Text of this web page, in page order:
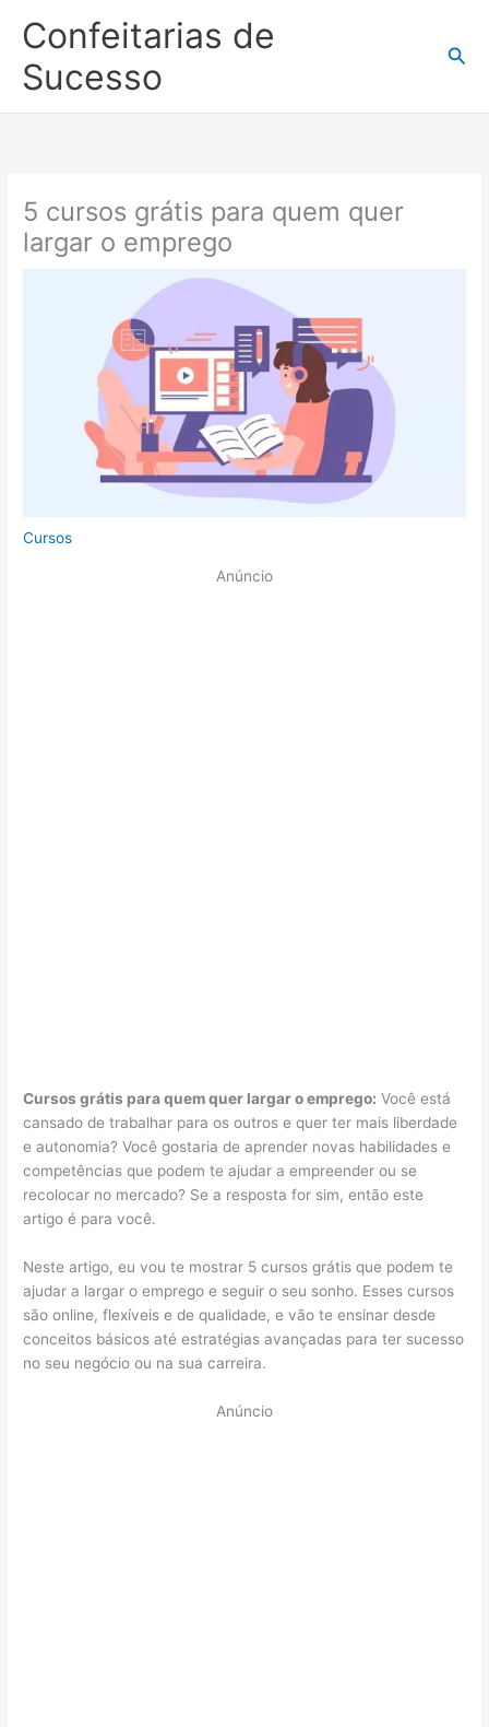
para
conteúdo
Confeitarias de
Sucesso
5 cursos grátis para quem quer
largar o emprego
Cursos
Anúncio
Cursos grátis para quem quer largar o emprego: Você está
cansado de trabalhar para os outros e quer ter mais liberdade
e autonomia? Você gostaria de aprender novas habilidades e
competências que podem te ajudar a empreender ou se
recolocar no mercado? Se a resposta for sim, então este
artigo é para você.
Neste artigo, eu vou te mostrar 5 cursos grátis que podem te
ajudar a largar o emprego e seguir o seu sonho. Esses cursos
são online, flexíveis e de qualidade, e vão te ensinar desde
conceitos básicos até estratégias avançadas para ter sucesso
no seu negócio ou na sua carreira.
Anúncio